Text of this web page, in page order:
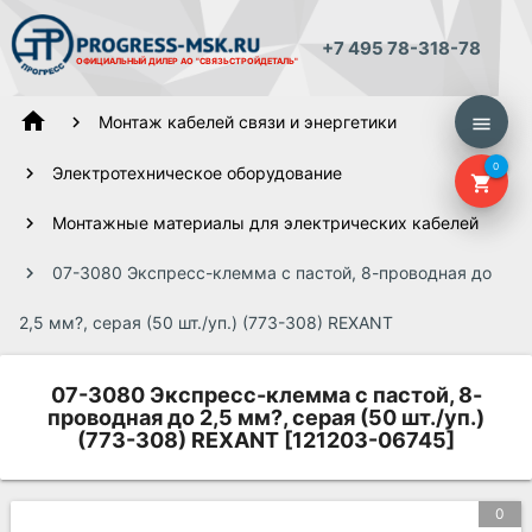
ОФИЦИАЛЬНЫЙ ДИЛЕР АО "СВЯЗЬСТРОЙДЕТАЛЬ"
+7 495 78-318-78
menu
shopping_cart
0
home Монтаж кабелей связи и энергетики
Электротехническое оборудование
Монтажные материалы для электрических кабелей
07-3080 Экспресс-клемма с пастой, 8-проводная до
2,5 мм?, серая (50 шт./уп.) (773-308) REXANT
07-3080 Экспресс-клемма с пастой, 8-
проводная до 2,5 мм?, серая (50 шт./уп.)
(773-308) REXANT [121203-06745]
0